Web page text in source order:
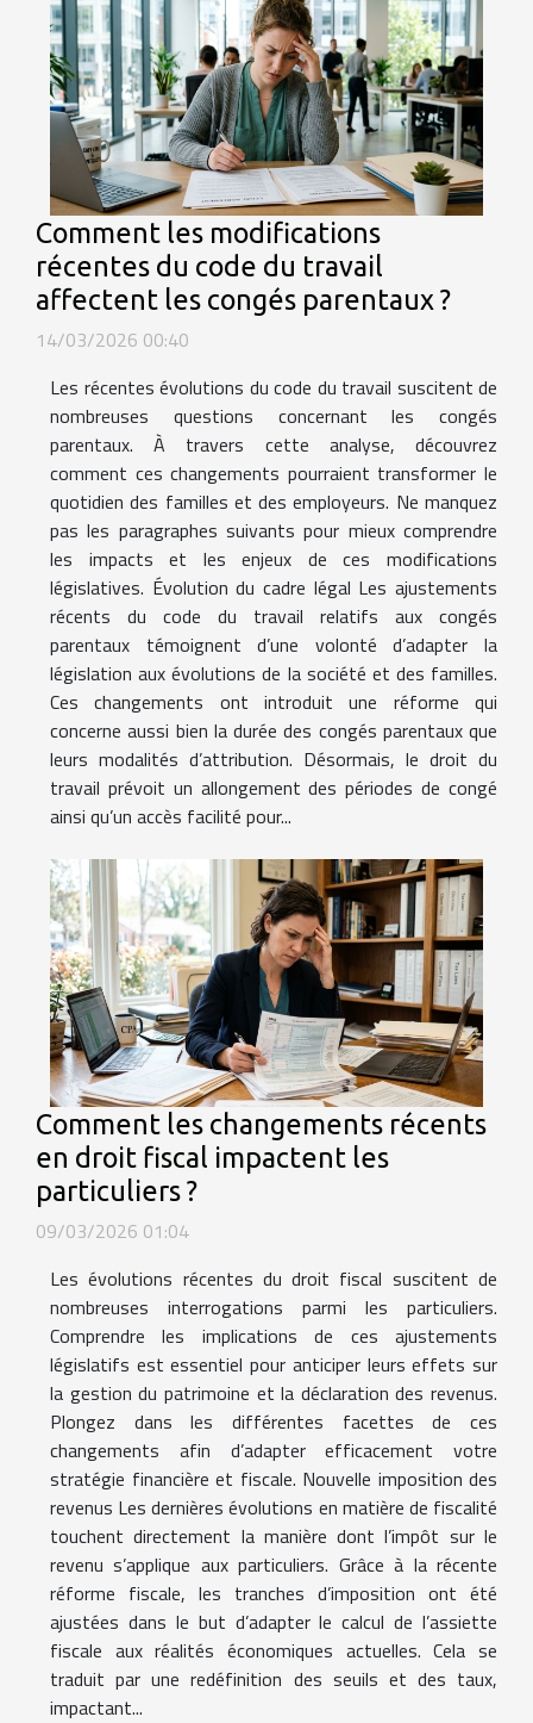
Comment les modifications
récentes du code du travail
affectent les congés parentaux ?
14/03/2026 00:40
Les récentes évolutions du code du travail suscitent de
nombreuses questions concernant les congés
parentaux. À travers cette analyse, découvrez
comment ces changements pourraient transformer le
quotidien des familles et des employeurs. Ne manquez
pas les paragraphes suivants pour mieux comprendre
les impacts et les enjeux de ces modifications
législatives. Évolution du cadre légal Les ajustements
récents du code du travail relatifs aux congés
parentaux témoignent d’une volonté d’adapter la
législation aux évolutions de la société et des familles.
Ces changements ont introduit une réforme qui
concerne aussi bien la durée des congés parentaux que
leurs modalités d’attribution. Désormais, le droit du
travail prévoit un allongement des périodes de congé
ainsi qu’un accès facilité pour...
Comment les changements récents
en droit fiscal impactent les
particuliers ?
09/03/2026 01:04
Les évolutions récentes du droit fiscal suscitent de
nombreuses interrogations parmi les particuliers.
Comprendre les implications de ces ajustements
législatifs est essentiel pour anticiper leurs effets sur
la gestion du patrimoine et la déclaration des revenus.
Plongez dans les différentes facettes de ces
changements afin d’adapter efficacement votre
stratégie financière et fiscale. Nouvelle imposition des
revenus Les dernières évolutions en matière de fiscalité
touchent directement la manière dont l’impôt sur le
revenu s’applique aux particuliers. Grâce à la récente
réforme fiscale, les tranches d’imposition ont été
ajustées dans le but d’adapter le calcul de l’assiette
fiscale aux réalités économiques actuelles. Cela se
traduit par une redéfinition des seuils et des taux,
impactant...